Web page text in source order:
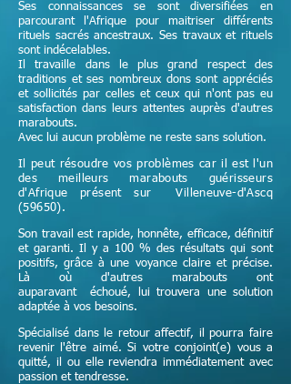
Ses connaissances se sont diversifiées en
parcourant l'Afrique pour maitriser différents
rituels sacrés ancestraux. Ses travaux et rituels
sont indécelables.
Il travaille dans le plus grand respect des
traditions et ses nombreux dons sont appréciés
et sollicités par celles et ceux qui n'ont pas eu
satisfaction dans leurs attentes auprès d'autres
marabouts.
Avec lui aucun problème ne reste sans solution.
Il peut résoudre vos problèmes car il est l'un
des meilleurs marabouts guérisseurs
d'Afrique présent sur
Villeneuve-d'Ascq
(59650).
Son travail est rapide, honnête, efficace, définitif
et garanti. Il y a 100 % des résultats qui sont
positifs, grâce à une voyance claire et précise.
Là où d'autres marabouts ont
auparavant échoué, lui trouvera une solution
adaptée à vos besoins.
Spécialisé dans le retour affectif, il pourra faire
revenir l'être aimé. Si votre conjoint(e) vous a
quitté, il ou elle reviendra immédiatement avec
passion et tendresse.